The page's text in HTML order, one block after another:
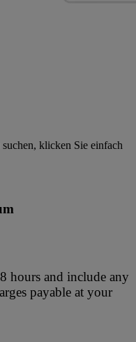
klicken Sie einfach
hours and include any
payable at your